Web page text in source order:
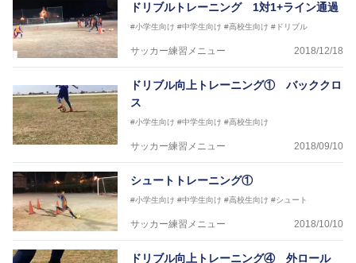
ドリブルトレーニング 1対1+ライン通過
#小学生向け #中学生向け #高校生向け #ドリブル
サッカー練習メニュー 2018/12/18
ドリブル向上トレーニング① バッククロ
ス
#小学生向け #中学生向け #高校生向け
サッカー練習メニュー 2018/09/10
シュートトレーニング①
#小学生向け #中学生向け #高校生向け #シュート
サッカー練習メニュー 2018/10/10
ドリブル向上トレーニング④ 外ロール